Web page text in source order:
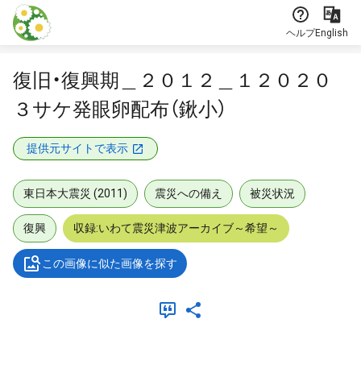
本文に飛ぶ
ヘルプEnglish
復旧・復興期＿２０１２＿１２０２０
３サケ発眼卵配布（鍬小）
提供元サイトで表示
東日本大震災 (2011) 震災への備え 被災状況
復興 収録:いわて震災津波アーカイブ～希望～
この画像に似た画像を探す